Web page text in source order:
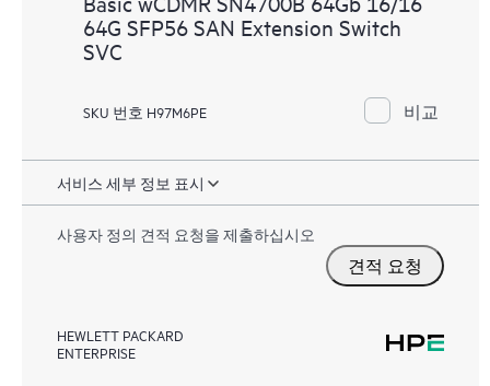
64G SFP56 SAN Extension Switch
SVC
SKU 번호 H97M6PE 비교
서비스 세부 정보 표시
사용자 정의 견적 요청을 제출하십시오
견적 요청
HEWLETT PACKARD
ENTERPRISE